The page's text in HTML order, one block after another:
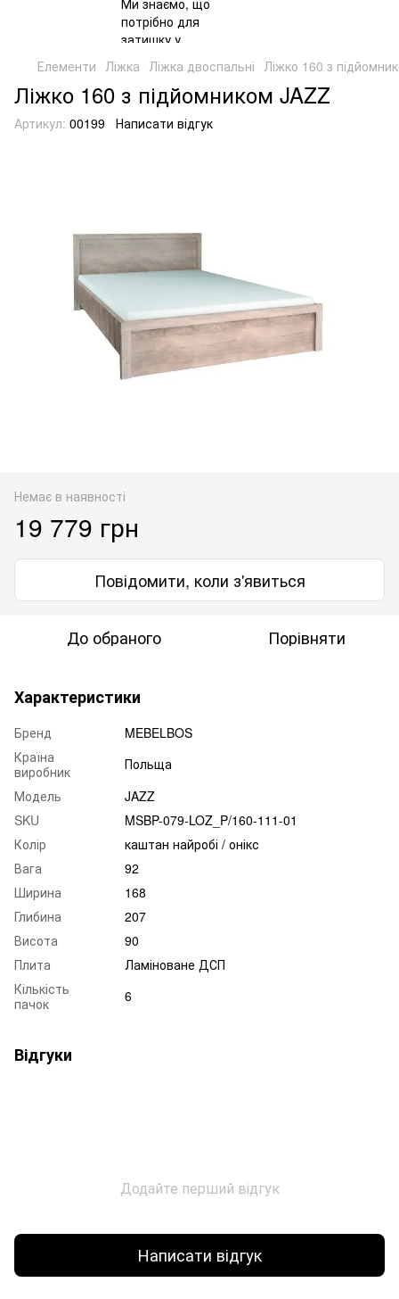
Елементи Ліжка Ліжка двоспальні Ліжко 160 з
Ліжко 160 з підйомником JAZZ
Артикул: 00199 Написати відгук
Немає в наявності
19 779 грн
Повідомити, коли з'явиться
До обраного Порівняти
Характеристики
Бренд
MEBELBOS
Країна
виробник
Польща
Модель
JAZZ
SKU
MSBP-079-LOZ_P/160-111-01
Колір
каштан найробі / онікс
Вага
92
Ширина
168
Глибина
207
Висота
90
Плита
Ламіноване ДСП
Кількість
пачок
6
Відгуки
Додайте перший відгук
Написати відгук